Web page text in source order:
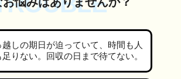
越しの期日が迫っていて、時間も人
りない。回収の日まで待てない。